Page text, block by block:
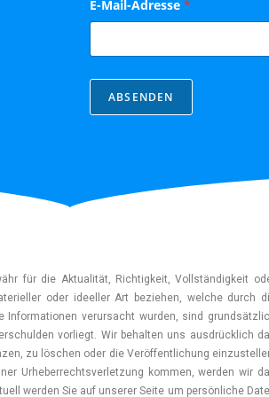
d
n
s
a
h
D
-
E
n
v
e
r
s
E-Mail-Adresse *
ABSENDEN
für die Aktualität, Richtigkeit, Vollständigkeit
oder ideeller Art beziehen, welche durch
Informationen verursacht wurden, sind
vorliegt. Wir behalten uns ausdrücklich
zu löschen oder die Veröffentlichung
Urheberrechtsverletzung kommen, werden wir
werden Sie auf unserer Seite um persönliche